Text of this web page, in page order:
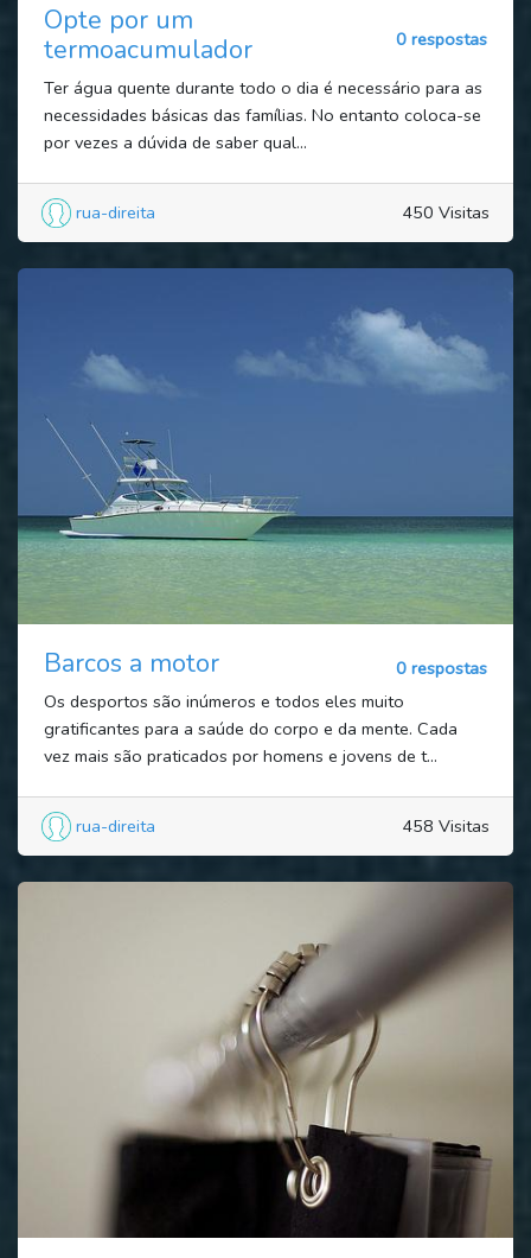
Opte por um
termoacumulador
0 respostas
Ter água quente durante todo o dia é necessário para as
necessidades básicas das famílias. No entanto coloca-se
por vezes a dúvida de saber qual...
rua-direita 450 Visitas
Barcos a motor
0 respostas
Os desportos são inúmeros e todos eles muito
gratificantes para a saúde do corpo e da mente. Cada
vez mais são praticados por homens e jovens de t...
rua-direita 458 Visitas